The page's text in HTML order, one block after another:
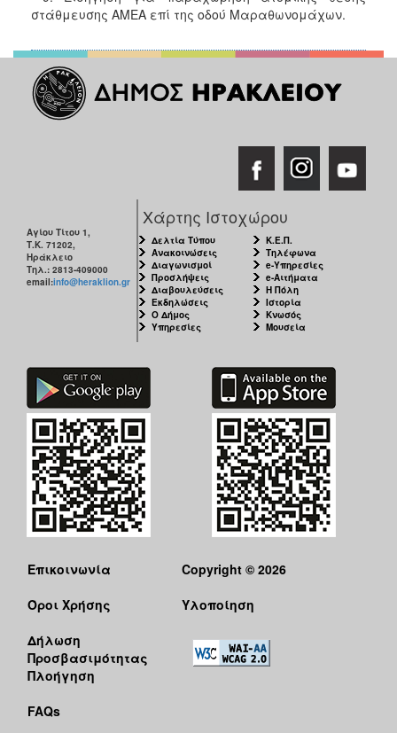
στάθμευσης ΑΜΕΑ επί της οδού Μαραθωνομάχων.
Αγίου Τίτου 1,
Τ.Κ. 71202,
Ηράκλειο
Τηλ.: 2813-409000
email:info@heraklion.gr
Χάρτης Ιστοχώρου
Δελτία Τύπου
Ανακοινώσεις
Διαγωνισμοί
Προσλήψεις
Διαβουλεύσεις
Εκδηλώσεις
Ο Δήμος
Υπηρεσίες
Κ.Ε.Π.
Τηλέφωνα
e-Υπηρεσίες
e-Αιτήματα
Η Πόλη
Ιστορία
Κνωσός
Μουσεία
Επικοινωνία
Όροι Χρήσης
Δήλωση
Προσβασιμότητας
Πλοήγηση
FAQs
Copyright © 2026
Υλοποίηση